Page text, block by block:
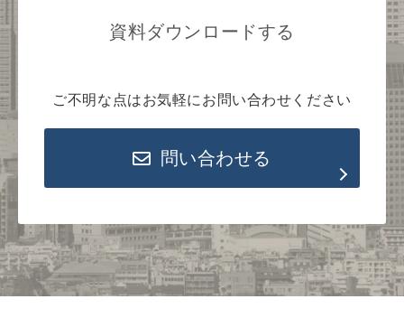
資料ダウンロードする
ご不明な点はお気軽にお問い合わせください
問い合わせる